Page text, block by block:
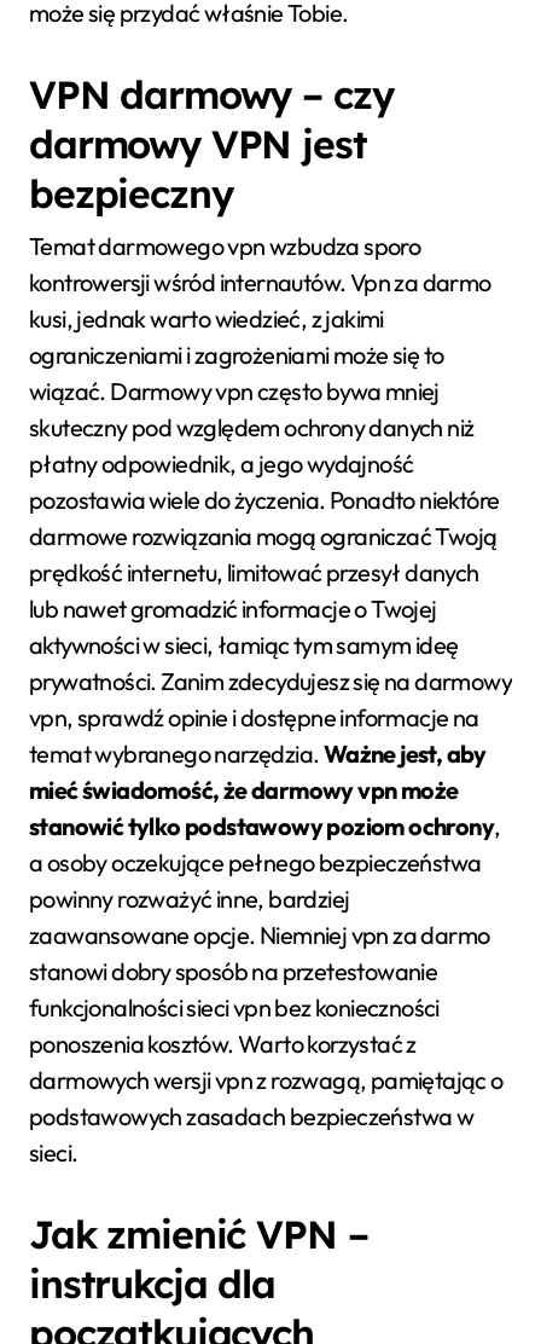
może się przydać właśnie Tobie.
VPN darmowy – czy
darmowy VPN jest
bezpieczny
Temat darmowego vpn wzbudza sporo
kontrowersji wśród internautów. Vpn za darmo
kusi, jednak warto wiedzieć, z jakimi
ograniczeniami i zagrożeniami może się to
wiązać. Darmowy vpn często bywa mniej
skuteczny pod względem ochrony danych niż
płatny odpowiednik, a jego wydajność
pozostawia wiele do życzenia. Ponadto niektóre
darmowe rozwiązania mogą ograniczać Twoją
prędkość internetu, limitować przesył danych
lub nawet gromadzić informacje o Twojej
aktywności w sieci, łamiąc tym samym ideę
prywatności. Zanim zdecydujesz się na darmowy
vpn, sprawdź opinie i dostępne informacje na
temat wybranego narzędzia.Ważne jest, aby
mieć świadomość, że darmowy vpn może
stanowić tylko podstawowy poziom ochrony,
a osoby oczekujące pełnego bezpieczeństwa
powinny rozważyć inne, bardziej
zaawansowane opcje. Niemniej vpn za darmo
stanowi dobry sposób na przetestowanie
funkcjonalności sieci vpn bez konieczności
ponoszenia kosztów. Warto korzystać z
darmowych wersji vpn z rozwagą, pamiętając o
podstawowych zasadach bezpieczeństwa w
sieci.
Jak zmienić VPN –
instrukcja dla
początkujących